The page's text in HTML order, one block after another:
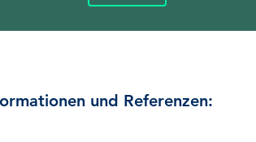
und Referenzen: